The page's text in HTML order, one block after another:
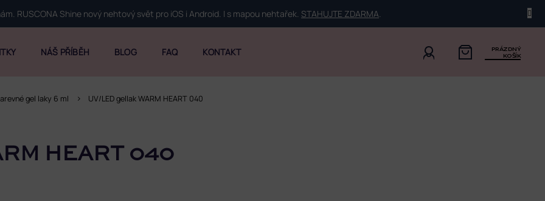
RUSCONA Shine nový nehtový svět pro iOS i Android. I s mapou nehtařek. STAHUJTE ZDARMA.
PRÁZDNÝ
KOŠÍK
NÁŠ PŘÍBĚH BLOG FAQ KONTAKT
gel laky 6 ml UV/LED gellak WARM HEART 040
HEART 040